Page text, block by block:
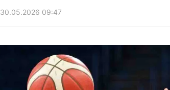
30.05.2026 09:47